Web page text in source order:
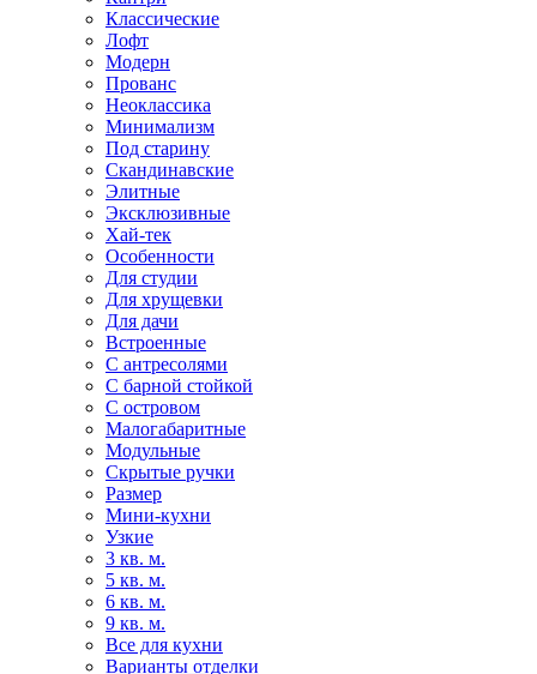
Классические
Лофт
Модерн
Прованс
Неоклассика
Минимализм
Под старину
Скандинавские
Элитные
Эксклюзивные
Хай-тек
Особенности
Для студии
Для хрущевки
Для дачи
Встроенные
С антресолями
С барной стойкой
С островом
Малогабаритные
Модульные
Скрытые ручки
Размер
Мини-кухни
Узкие
3 кв. м.
5 кв. м.
6 кв. м.
9 кв. м.
Все для кухни
Варианты отделки